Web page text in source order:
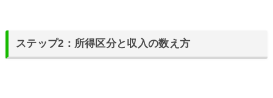
ステップ2：所得区分と収入の数え方